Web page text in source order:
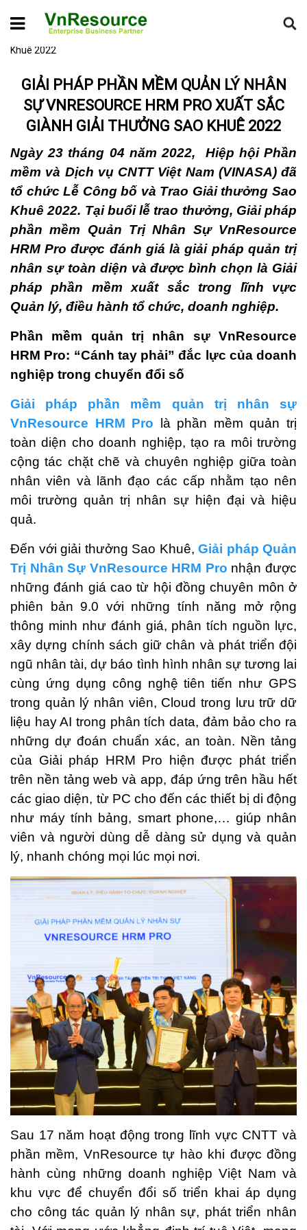
Home Hoạt động VnResource
Giải pháp phần mềm quản lý
nhân sự VnResource HRM Pro xuất sắc giành giải thưởng Sao
Khuê 2022
GIẢI PHÁP PHẦN MỀM QUẢN LÝ NHÂN
SỰ VNRESOURCE HRM PRO XUẤT SẮC
GIÀNH GIẢI THƯỞNG SAO KHUÊ 2022
Ngày 23 tháng 04 năm 2022, Hiệp hội Phần
mềm và Dịch vụ CNTT Việt Nam (VINASA) đã
tổ chức Lễ Công bố và Trao Giải thưởng Sao
Khuê 2022. Tại buổi lễ trao thưởng, Giải pháp
phần mềm Quản Trị Nhân Sự VnResource
HRM Pro được đánh giá là giải pháp quản trị
nhân sự toàn diện và được bình chọn là Giải
pháp phần mềm xuất sắc trong lĩnh vực
Quản lý, điều hành tổ chức, doanh nghiệp.
Phần mềm quản trị nhân sự VnResource
HRM Pro: “Cánh tay phải” đắc lực của doanh
nghiệp trong chuyển đổi số
Giải pháp phần mềm quản trị nhân sự
VnResource HRM Pro là phần mềm quản trị
toàn diện cho doanh nghiệp, tạo ra môi trường
cộng tác chặt chẽ và chuyên nghiệp giữa toàn
nhân viên và lãnh đạo các cấp nhằm tạo nên
môi trường quản trị nhân sự hiện đại và hiệu
quả.
Đến với giải thưởng Sao Khuê, Giải pháp Quản
Trị Nhân Sự VnResource HRM Pro nhận được
những đánh giá cao từ hội đồng chuyên môn ở
phiên bản 9.0 với những tính năng mở rộng
thông minh như đánh giá, phân tích nguồn lực,
xây dựng chính sách giữ chân và phát triển đội
ngũ nhân tài, dự báo tình hình nhân sự tương lai
cùng ứng dụng công nghệ tiên tiến như GPS
trong quản lý nhân viên, Cloud trong lưu trữ dữ
liệu hay AI trong phân tích data, đảm bảo cho ra
những dự đoán chuẩn xác, an toàn. Nền tảng
của Giải pháp HRM Pro hiện được phát triển
trên nền tảng web và app, đáp ứng trên hầu hết
các giao diện, từ PC cho đến các thiết bị di động
như máy tính bảng, smart phone,… giúp nhân
viên và người dùng dễ dàng sử dụng và quản
lý, nhanh chóng mọi lúc mọi nơi.
Sau 17 năm hoạt động trong lĩnh vực CNTT và
phần mềm, VnResource tự hào khi được đồng
hành cùng những doanh nghiệp Việt Nam và
khu vực để chuyển đổi số triển khai áp dụng
cho công tác quản lý nhân sự, phát triển nhân